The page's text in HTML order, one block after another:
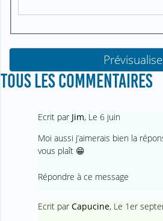
TOUS LES COMMENTAIRES
Ecrit par Jim, Le 6 juin
Moi aussi j’aimerais bien la
vous plaît 😁
Répondre à ce message
Ecrit par Capucine, Le 1er